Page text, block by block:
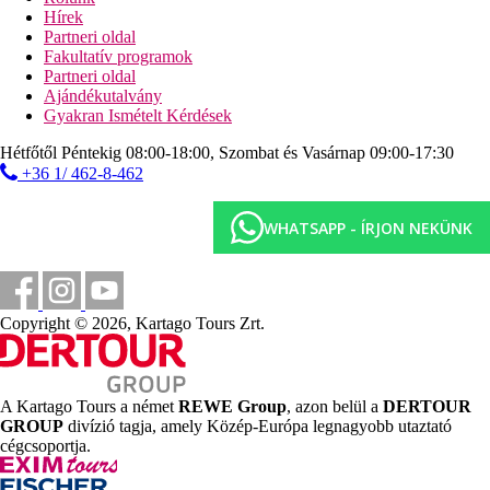
Ellátás
Reggeli vagy félpanzió. Minden étkezés
büférendszerben.
Szálláshely besorolás
Távolságok
20 m
Távolság a tengerparttól
500 m
Városközpont
15 km
Távolság a legközelebbi repülőtértől
Strand
Hírek
Partneri oldal
Fakultatív programok
Partneri oldal
Ajándékutalvány
Gyakran Ismételt Kérdések
Hétfőtől Péntekig 08:00-18:00, Szombat és Vasárnap 09:00-17:30
+36 1/ 462-8-462
WHATSAPP - ÍRJON NEKÜNK
Copyright © 2026, Kartago Tours Zrt.
A Kartago Tours a német REWE Group, azon belül a DERTOUR
GROUP divízió tagja, amely Közép-Európa legnagyobb utaztató
cégcsoportja.